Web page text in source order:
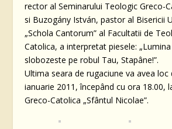
rector al Seminarului Teologic Greco-
si Buzogány István, pastor al Bisericii
„Schola Cantorum” al Facultatii de
Catolica, a interpretat piesele: „Lumina
slobozeste pe robul Tau, Stapâne!”.
Ultima seara de rugaciune va avea loc
ianuarie 2011, începând cu ora 18.00,
Greco-Catolica „Sfântul Nicolae”.